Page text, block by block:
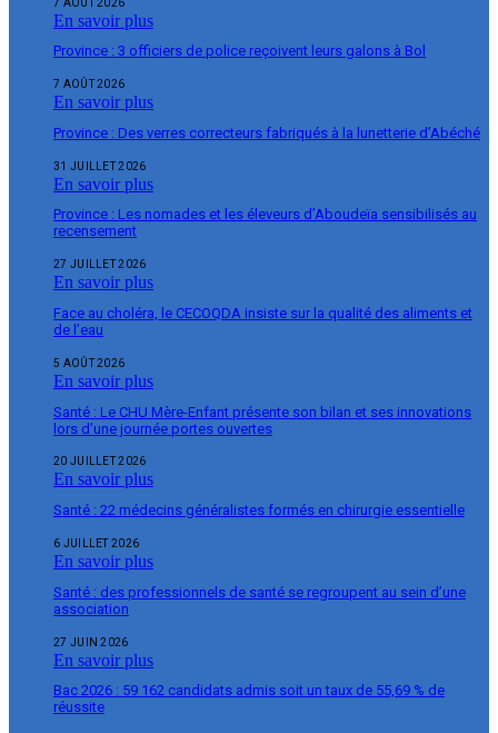
En savoir plus
Province : 3 officiers de police reçoivent leurs galons à Bol
7 AOÛT 2026
En savoir plus
Province : Des verres correcteurs fabriqués à la lunetterie d’Abéché
31 JUILLET 2026
En savoir plus
Province : Les nomades et les éleveurs d’Aboudeïa sensibilisés au
recensement
27 JUILLET 2026
En savoir plus
Face au choléra, le CECOQDA insiste sur la qualité des aliments et
de l’eau
5 AOÛT 2026
En savoir plus
Santé : Le CHU Mère-Enfant présente son bilan et ses innovations
lors d’une journée portes ouvertes
20 JUILLET 2026
En savoir plus
Santé : 22 médecins généralistes formés en chirurgie essentielle
6 JUILLET 2026
En savoir plus
Santé : des professionnels de santé se regroupent au sein d’une
association
27 JUIN 2026
En savoir plus
Bac 2026 : 59 162 candidats admis soit un taux de 55,69 % de
réussite